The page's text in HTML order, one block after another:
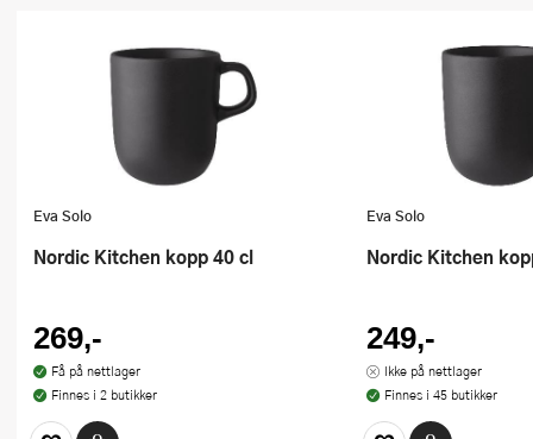
Eva Solo
Nordic Kitchen kopp 40 cl
269,-
Få på nettlager
Finnes i 2 butikker
Eva Solo
Nordic Kitchen
249,-
Ikke på nettlager
Finnes i 45 butikker